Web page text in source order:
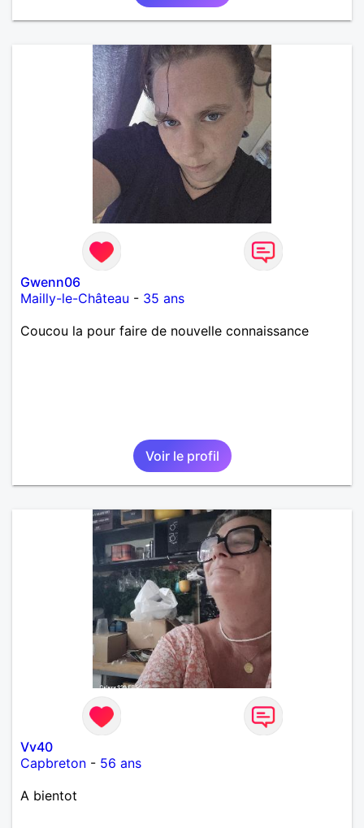
Gwenn06
Mailly-le-Château - 35 ans
Coucou la pour faire de nouvelle connaissance
Voir le profil
Vv40
Capbreton - 56 ans
A bientot